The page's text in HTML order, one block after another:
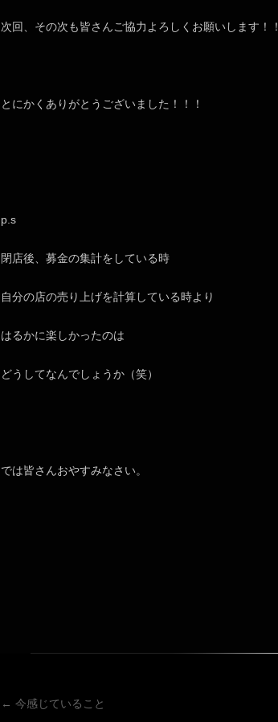
次回、その次も皆さんご協力よろしくお願いします！！
とにかくありがとうございました！！！
p.s
閉店後、募金の集計をしている時
自分の店の売り上げを計算している時より
はるかに楽しかったのは
どうしてなんでしょうか（笑）
では皆さんおやすみなさい。
← 今感じていること